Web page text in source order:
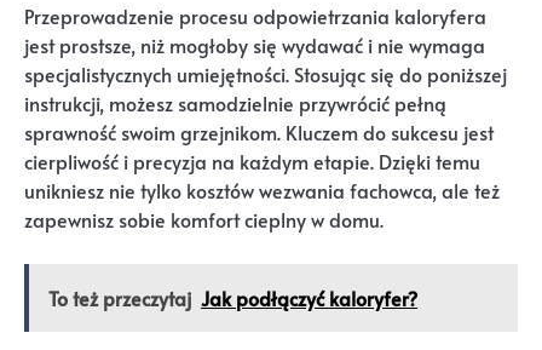
Przeprowadzenie procesu odpowietrzania kaloryfera
jest prostsze, niż mogłoby się wydawać i nie wymaga
specjalistycznych umiejętności. Stosując się do poniższej
instrukcji, możesz samodzielnie przywrócić pełną
sprawność swoim grzejnikom. Kluczem do sukcesu jest
cierpliwość i precyzja na każdym etapie. Dzięki temu
unikniesz nie tylko kosztów wezwania fachowca, ale też
zapewnisz sobie komfort cieplny w domu.
To też przeczytaj Jak podłączyć kaloryfer?